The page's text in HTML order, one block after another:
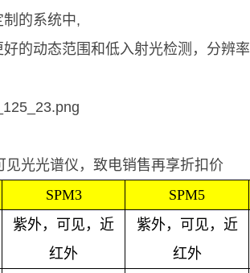
的系统中,
的动态范围和低入射光检测，分辨率
光光谱仪，致电销售再享折扣价
SPM3 SPM5
紫外，可见，近
红外
紫外，可见，近
红外